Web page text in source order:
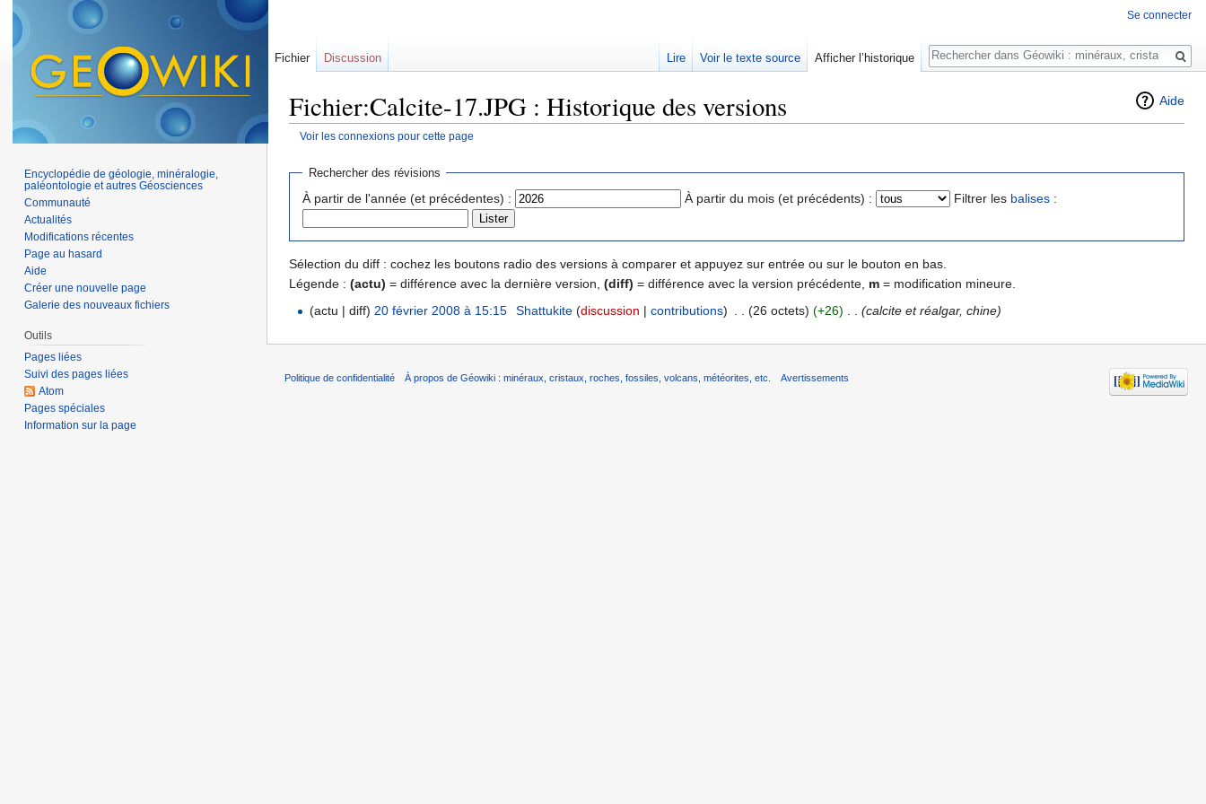
Aide
Fichier:Calcite-17.JPG : Historique des versions
Voir les connexions pour cette page
Rechercher des révisions
À partir de l'année (et précédentes) : À partir du mois (et précédents) : Filtrer les balises :
Sélection du diff : cochez les boutons radio des versions à comparer et appuyez sur entrée ou sur le bouton en bas.
Légende : (actu) = différence avec la dernière version, (diff) = différence avec la version précédente, m = modification mineure.
(actu | diff) 20 février 2008 à 15:15 Shattukite (discussion | contributions) (26 octets) (+26) (calcite et réalgar, chine)
Se connecter
Fichier Discussion Lire Voir le texte source Afficher l’historique
Rechercher
Encyclopédie de géologie, minéralogie,
paléontologie et autres Géosciences
Communauté
Actualités
Modifications récentes
Page au hasard
Aide
Créer une nouvelle page
Galerie des nouveaux fichiers
Outils
Pages liées
Suivi des pages liées
Atom
Pages spéciales
Information sur la page
Politique de confidentialité À propos de Géowiki : minéraux, cristaux, roches, fossiles, volcans, météorites, etc. Avertissements